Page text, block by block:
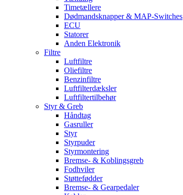
Timetællere
Dødmandsknapper & MAP-Switches
ECU
Statorer
Anden Elektronik
Filtre
Luftfiltre
Oliefiltre
Benzinfiltre
Luftfilterdæksler
Luftfiltertilbehør
Styr & Greb
Håndtag
Gasruller
Styr
Styrpuder
Styrmontering
Bremse- & Koblingsgreb
Fodhviler
Støttefødder
Bremse- & Gearpedaler